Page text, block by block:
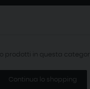
prodotti in questa
Continua lo shopping